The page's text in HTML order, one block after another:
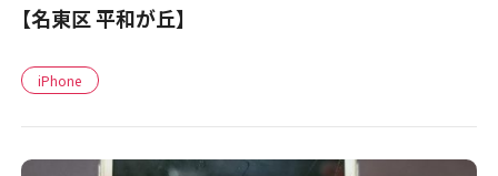
【名東区 平和が丘】
iPhone